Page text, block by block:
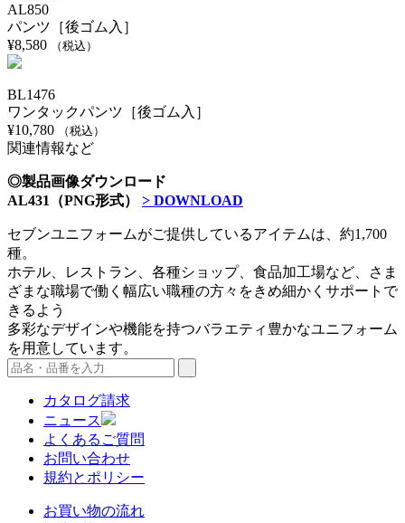
AL850
パンツ［後ゴム入］
¥8,580 （税込）
BL1476
ワンタックパンツ［後ゴム入］
¥10,780 （税込）
関連情報など
◎製品画像ダウンロード
AL431（PNG形式） > DOWNLOAD
セブンユニフォームがご提供しているアイテムは、約1,700
種。
ホテル、レストラン、各種ショップ、食品加工場など、さま
ざまな職場で働く幅広い職種の方々をきめ細かくサポートで
きるよう
多彩なデザインや機能を持つバラエティ豊かなユニフォーム
を用意しています。
カタログ請求
ニュース
よくあるご質問
お問い合わせ
規約とポリシー
お買い物の流れ